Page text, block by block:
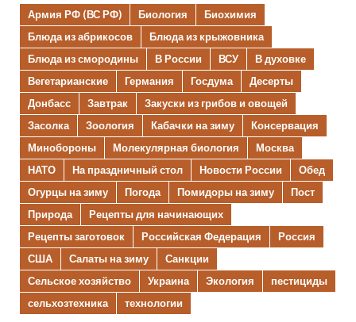
Армия РФ (ВС РФ) Биология
Биохимия
Блюда из абрикосов
Блюда из крыжовника
Блюда из смородины
В России ВСУ
В духовке
Вегетарианские
Германия Госдума
Десерты
Донбасс
Завтрак
Закуски из грибов и овощей
Засолка
Зоология Кабачки на зиму
Консервация
Минобороны
Молекулярная биология
Москва
НАТО
На праздничный стол Новости России
Обед
Огурцы на зиму
Погода Помидоры на зиму
Пост
Природа
Рецепты для начинающих
Рецепты заготовок
Российская Федерация
Россия
США
Салаты на зиму
Санкции
Сельское хозяйство
Украина Экология
пестициды
сельхозтехника
технологии